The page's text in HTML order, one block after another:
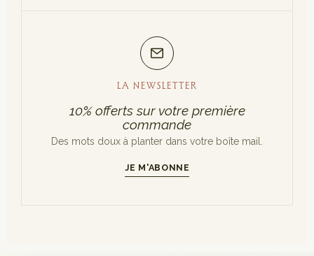
LA NEWSLETTER
10% offerts sur votre première
commande
Des mots doux à planter dans votre boîte mail.
JE M'ABONNE